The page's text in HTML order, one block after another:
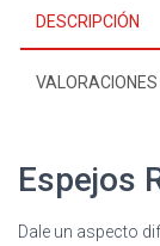
DESCRIPCIÓN
Espejos
Dale un aspecto